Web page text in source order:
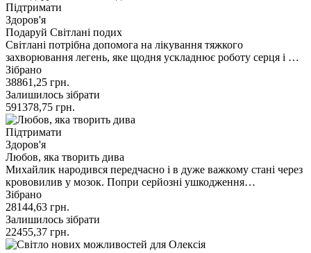
Підтримати
Здоров'я
Подаруй Світлані подих
Світлані потрібна допомога на лікування тяжкого
захворювання легень, яке щодня ускладнює роботу серця і …
Зібрано
38861,25 грн.
Залишилось зібрати
591378,75 грн.
Підтримати
Здоров'я
Любов, яка творить дива
Михайлик народився передчасно і в дуже важкому стані через
крововилив у мозок. Попри серйозні ушкодження…
Зібрано
28144,63 грн.
Залишилось зібрати
22455,37 грн.